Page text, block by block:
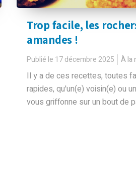
Trop facile, les
amandes !
Publié le 17 décembre 2025 À la
Il y a de ces recettes, toutes
rapides, qu'un(e) voisin(e) ou
vous griffonne sur un bout de